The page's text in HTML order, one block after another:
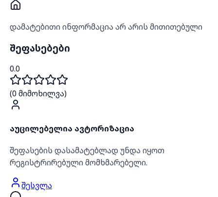
დამატებითი ინფორმაცია არ არის მითითებული
შეფასებები
0.0
(0მიმოხილვა)
აუცილებელია ავტორიზაცია
შეფასების დასამატებლად უნდა იყოთ
რეგისტრირებული მომხმარებელი.
შესვლა